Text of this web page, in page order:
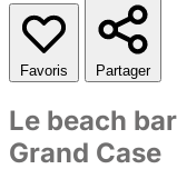
Favoris Partager
Le beach
Grand Case